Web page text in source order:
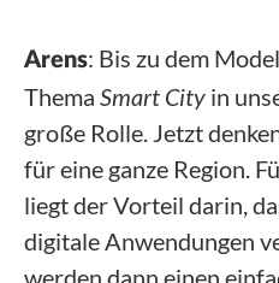
Arens: Bis zu dem
Thema Smart City in
große Rolle. Jetzt
für eine ganze Region.
liegt der Vorteil darin,
digitale Anwendungen